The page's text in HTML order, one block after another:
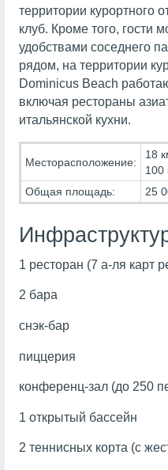
территории курортного
клуб. Кроме того, гости
удобствами соседнего
рядом, на территории
Dominicus Beach
включая рестораны
итальянской кухни.
Месторасположение:
18
100
Общая площадь:
25
1 ресторан (7 а-ля карт
2 бара
снэк-бар
пиццерия
конференц-зал (до 250
1 открытый бассейн
2 теннисных корта (с